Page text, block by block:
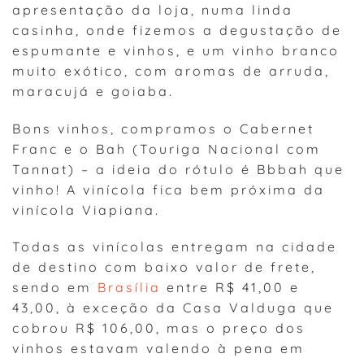
apresentação da loja, numa linda
casinha, onde fizemos a degustação de
espumante e vinhos, e um vinho branco
muito exótico, com aromas de arruda,
maracujá e goiaba.
Bons vinhos, compramos o Cabernet
Franc e o Bah (Touriga Nacional com
Tannat) – a ideia do rótulo é Bbbah que
vinho! A vinícola fica bem próxima da
vinícola Viapiana.
Todas as vinícolas entregam na cidade
de destino com baixo valor de frete,
sendo em Brasília entre R$ 41,00 e
43,00, à exceção da Casa Valduga que
cobrou R$ 106,00, mas o preço dos
vinhos estavam valendo à pena em